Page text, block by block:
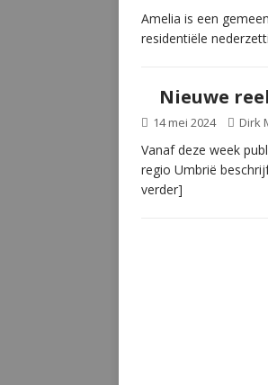
Amelia is een
residentiële
Nieuwe
14 mei 2024 Dirk
Vanaf deze week
regio Umbrië
verder]